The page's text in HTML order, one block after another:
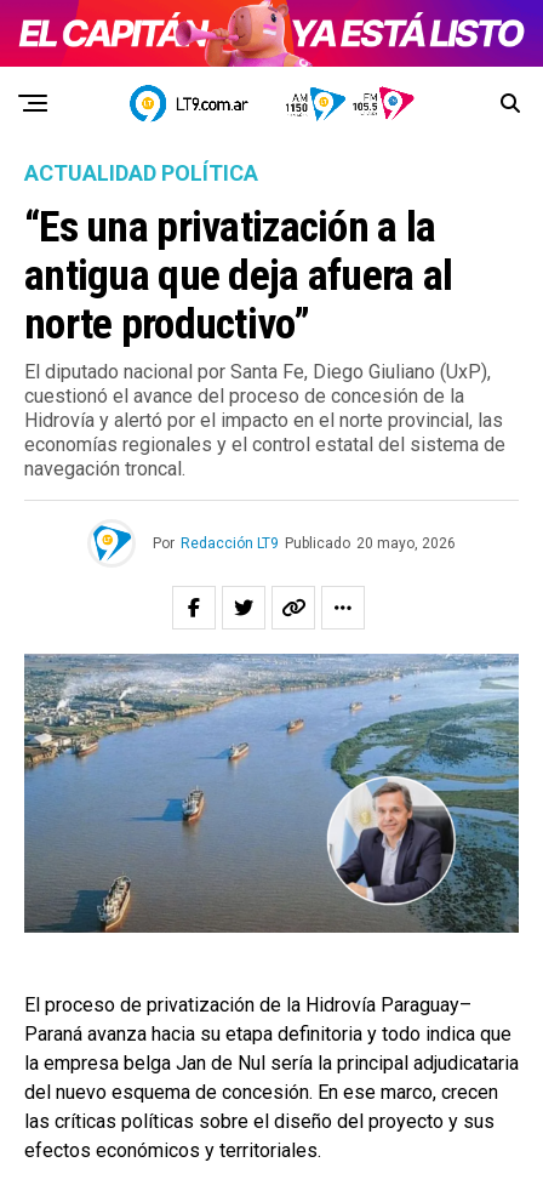
ACTUALIDAD POLÍTICA
“Es una privatización a la
antigua que deja afuera al
norte productivo”
El diputado nacional por Santa Fe, Diego Giuliano (UxP),
cuestionó el avance del proceso de concesión de la
Hidrovía y alertó por el impacto en el norte provincial, las
economías regionales y el control estatal del sistema de
navegación troncal.
Por Redacción LT9 Publicado 20 mayo, 2026
El proceso de privatización de la Hidrovía Paraguay–
Paraná avanza hacia su etapa definitoria y todo indica que
la empresa belga Jan de Nul sería la principal adjudicataria
del nuevo esquema de concesión. En ese marco, crecen
las críticas políticas sobre el diseño del proyecto y sus
efectos económicos y territoriales.